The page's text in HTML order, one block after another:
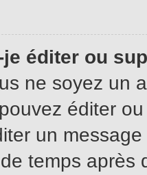
éditer ou
ne soyez un
éditer
un
temps après